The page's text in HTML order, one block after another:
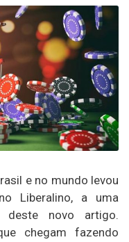
e no mundo levou
Liberalino, a uma
deste novo artigo.
chegam fazendo